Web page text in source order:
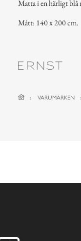
Matta i en härligt
Mått: 140 x 200 cm.
VARUMÄRKEN